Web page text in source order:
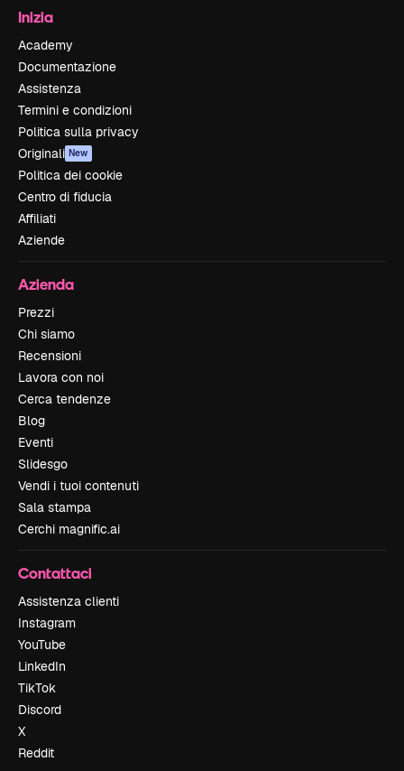
Inizia
Academy
Documentazione
Assistenza
Termini e condizioni
Politica sulla privacy
Originali New
Politica dei cookie
Centro di fiducia
Affiliati
Aziende
Azienda
Prezzi
Chi siamo
Recensioni
Lavora con noi
Cerca tendenze
Blog
Eventi
Slidesgo
Vendi i tuoi contenuti
Sala stampa
Cerchi magnific.ai
Contattaci
Assistenza clienti
Instagram
YouTube
LinkedIn
TikTok
Discord
X
Reddit